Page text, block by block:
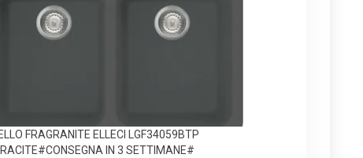
FRAGRANITE ELLECI LGF34059BTP
IN 3 SETTIMANE#